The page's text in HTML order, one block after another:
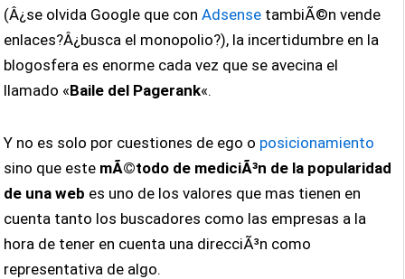
(Â¿se olvida Google que conAdsense tambiÃ©n vende
enlaces?Â¿busca el monopolio?), la incertidumbre en la
blogosfera es enorme cada vez que se avecina el
llamado «Baile del Pagerank«.
Y no es solo por cuestiones de ego o posicionamiento
sino que este mÃ©todo de mediciÃ³n de la popularidad
de una web es uno de los valores que mas tienen en
cuenta tanto los buscadores como las empresas a la
hora de tener en cuenta una direcciÃ³n como
representativa de algo.